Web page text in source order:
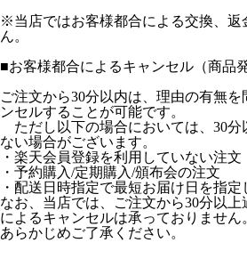
※当店ではお客様都合による交換、返
ん。
■お客様都合によるキャンセル（商品
ご注文から30分以内は、理由の有無を
ンセルすることが可能です。
ただし以下の場合においては、30分
ない場合がございます。
・楽天会員登録を利用していない注文
・予約購入/定期購入/頒布会の注文
・配送日時指定で最短お届け日を指定
なお、当店では、ご注文から30分以
によるキャンセルは承っておりません
あらかじめご了承ください。